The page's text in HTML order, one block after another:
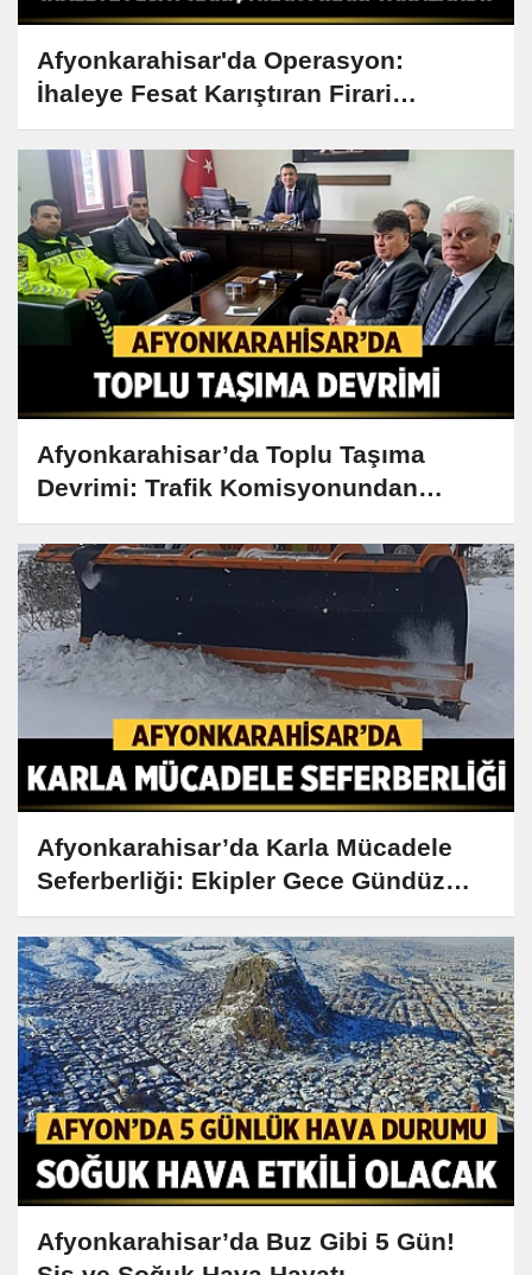
Afyonkarahisar'da Operasyon:
İhaleye Fesat Karıştıran Firari
Yakalandı!
Afyonkarahisar’da Toplu Taşıma
Devrimi: Trafik Komisyonundan
Çarpıcı Kararlar!
Afyonkarahisar’da Karla Mücadele
Seferberliği: Ekipler Gece Gündüz
Demeden Çalışıyor!
Afyonkarahisar’da Buz Gibi 5 Gün!